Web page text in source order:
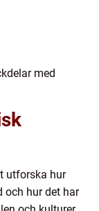
med
utforska hur
och hur det har